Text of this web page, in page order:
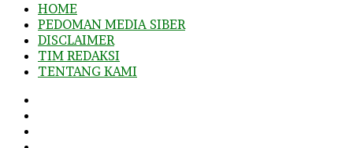
HOME
PEDOMAN MEDIA SIBER
DISCLAIMER
TIM REDAKSI
TENTANG KAMI